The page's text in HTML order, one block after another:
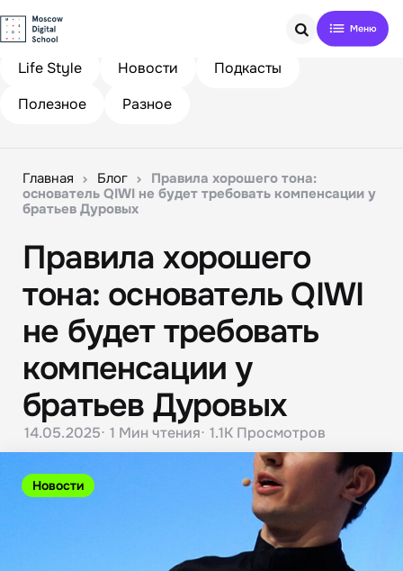
Search
Life Style
Новости
Подкасты
Полезное
Разное
Главная Блог
Правила хорошего тона:
основатель QIWI не будет требовать компенсации у
братьев Дуровых
Новости
Правила хорошего
тона: основатель QIWI
не будет требовать
компенсации у
братьев Дуровых
14.05.2025 1 Мин чтения 1.1K Просмотров